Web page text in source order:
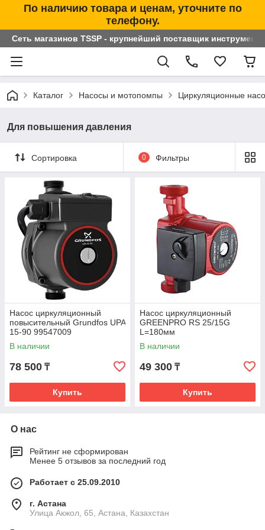
По наличию товара и ценам, уточните по
телефону.
Сеть магазинов TSSP - крупнейший поставщик
Каталог Насосы и мотопомпы Циркуляционные
Для повышения давления
Сортировка 0 Фильтры
Насос циркуляционный
повысительный Grundfos UPA
15-90 99547009
В наличии
78 500 ₸
Купить
Насос циркуляционный
GREENPRO RS 25/15G
L=180мм
В наличии
49 300 ₸
Купить
О нас
Рейтинг не сформирован
Менее 5 отзывов за последний год
Работает с 25.09.2010
г. Астана
Улица Акжол, 65, Астана, Казахстан